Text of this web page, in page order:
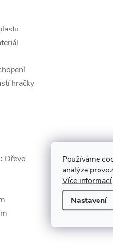
Používáme
analýze
Více informací
Nastavení
hračky
Dřevo